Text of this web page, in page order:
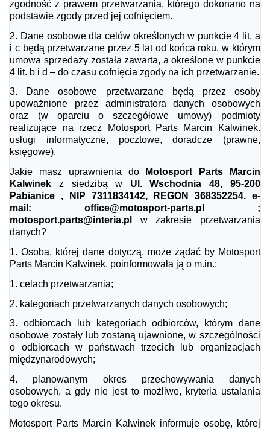
zgodność z prawem przetwarzania, którego dokonano na
podstawie zgody przed jej cofnięciem.
2. Dane osobowe dla celów określonych w punkcie 4 lit. a
i c będą przetwarzane przez 5 lat od końca roku, w którym
umowa sprzedaży została zawarta, a określone w punkcie
4 lit. b i d – do czasu cofnięcia zgody na ich przetwarzanie.
3.
Dane osobowe przetwarzane będą przez osoby
upoważnione przez administratora danych osobowych
oraz (w oparciu o szczegółowe umowy) podmioty
realizujące na rzecz Motosport Parts Marcin Kalwinek.
usługi informatyczne, pocztowe, doradcze (prawne,
księgowe).
Jakie masz uprawnienia do
Motosport Parts Marcin
Kalwinek z siedzibą w Ul. Wschodnia 48, 95-200
Pabianice , NIP 7311834142, REGON 368352254. e-
mail: office@motosport-parts.pl ;
motosport.parts@interia.pl
w zakresie przetwarzania
danych?
1. Osoba, której dane dotyczą, może żądać by Motosport
Parts Marcin Kalwinek. poinformowała ją o m.in.:
1. celach przetwarzania;
2. kategoriach przetwarzanych danych osobowych;
3.
odbiorcach lub kategoriach odbiorców, którym dane
osobowe zostały lub zostaną ujawnione, w szczególności
o odbiorcach w państwach trzecich lub organizacjach
międzynarodowych;
4.
planowanym okres przechowywania danych
osobowych, a gdy nie jest to możliwe, kryteria ustalania
tego okresu.
Motosport Parts Marcin Kalwinek informuje osobę, której